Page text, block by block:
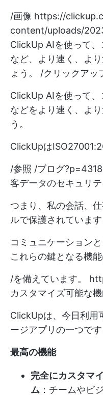
/画像 https://
content/uploads/
ClickUp AIを使って
など、より速く、よ
ょう。 /クリックアッ
ClickUp AIを使って
などをより速く、よ
う。
ClickUpは
/参照 /ブログ
客データのセキュリ
つまり、私の会話、
ルで保護されています
コミュニケーション
これらの鍵となる機
/を備えています。
カスタマイズ可能な
ClickUpは、今日利用
ージアプリの一つです
最高の機能
完全にカスタマ
ム ：チームやビ